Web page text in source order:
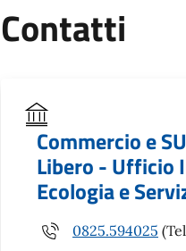
Contatti
Commercio e
Libero - Ufficio
Ecologia e
0825.594025